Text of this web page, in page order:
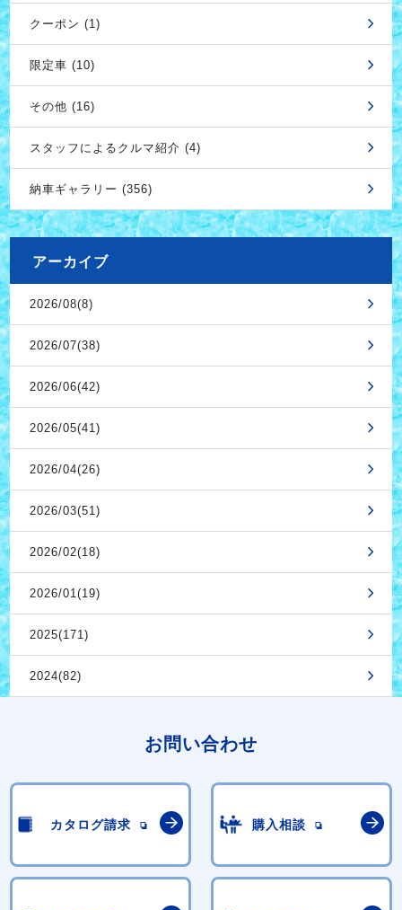
クーポン (1)
限定車 (10)
その他 (16)
スタッフによるクルマ紹介 (4)
納車ギャラリー (356)
アーカイブ
2026/08(8)
2026/07(38)
2026/06(42)
2026/05(41)
2026/04(26)
2026/03(51)
2026/02(18)
2026/01(19)
2025(171)
2024(82)
お問い合わせ
カタログ請求 購入相談